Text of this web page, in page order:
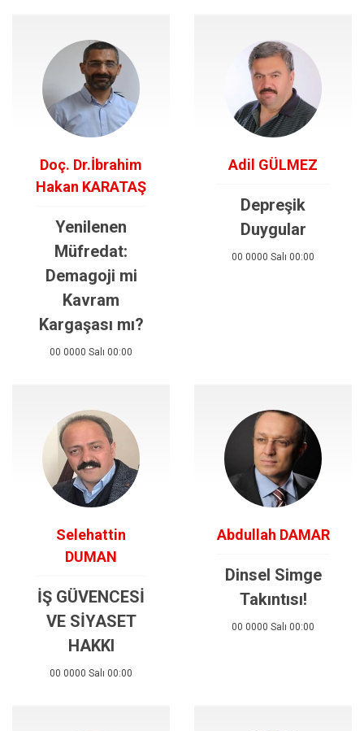
Doç. Dr.İbrahim
Hakan KARATAŞ
Yenilenen
Müfredat:
Demagoji mi
Kavram
Kargaşası mı?
00 0000 Salı 00:00
Adil GÜLMEZ
Depreşik
Duygular
00 0000 Salı 00:00
Selehattin
DUMAN
İŞ GÜVENCESİ
VE SİYASET
HAKKI
00 0000 Salı 00:00
Abdullah DAMAR
Dinsel Simge
Takıntısı!
00 0000 Salı 00:00